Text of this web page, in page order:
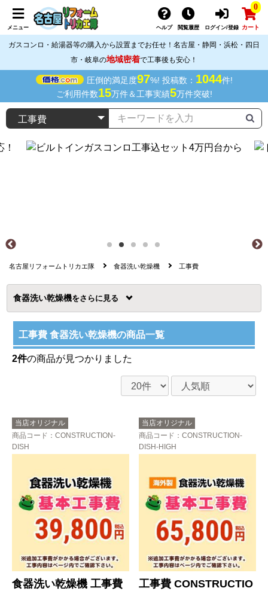
メニュー ヘルプ 閲覧履歴 ログイン/登録
0
カート
ガスコンロ・給湯器等の購入から設置までお任せ！名古屋・静岡・浜松・四日
市・岐阜の地域密着で工事後も安心！
圧倒的満足度97%! 投稿数： 1044件!
ご利用件数15万件＆工事実績5万件突破!
名古屋リフォームトリカエ隊 食器洗い乾燥機 工事費
食器洗い乾燥機を
工事費 食器洗い乾燥機の商品一覧
2件の商品が見つかりました
当店オリジナル
商品コード ：CONSTRUCTION-
DISH
食器洗い乾燥機 工事費
当店オリジナル
商品コード ：CONSTRUCTION-
DISH-HIGH
工事費 CONSTRUCTIO